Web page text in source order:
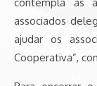
associados
ajudar os
Cooperativa”,